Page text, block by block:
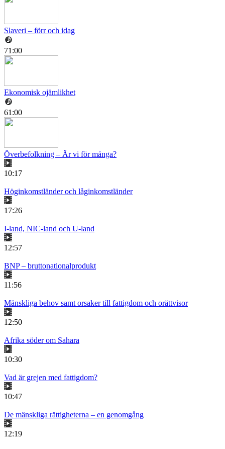
Slaveri – förr och idag
71:00
Ekonomisk ojämlikhet
61:00
Överbefolkning – Är vi för många?
10:17
Höginkomstländer och låginkomstländer
17:26
I-land, NIC-land och U-land
12:57
BNP – bruttonationalprodukt
11:56
Mänskliga behov samt orsaker till fattigdom och orättvisor
12:50
Afrika söder om Sahara
10:30
Vad är grejen med fattigdom?
10:47
De mänskliga rättigheterna – en genomgång
12:19